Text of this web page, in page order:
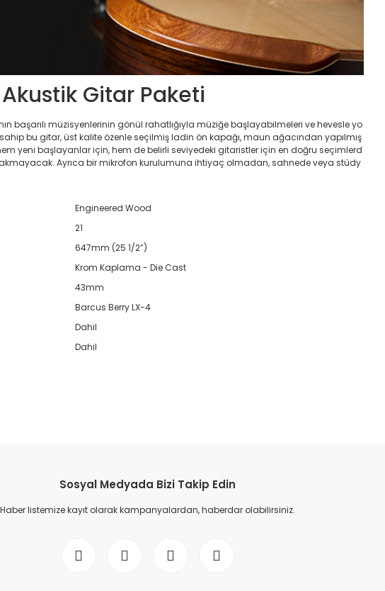
Gitar Paketi
başarılı müzisyenlerinin gönül rahatlığıyla müziğe başlayabilmeleri ve hevesle yo
bu gitar, üst kalite özenle seçilmiş ladin ön kapağı, maun ağacından yapılmış
yeni başlayanlar için, hem de belirli seviyedeki gitaristler için en doğru seçimlerd
Ayrıca bir mikrofon kurulumuna ihtiyaç olmadan, sahnede veya stüdy
Engineered Wood
21
647mm (25 1/2”)
Krom Kaplama - Die Cast
43mm
Barcus Berry LX-4
Dahil
Dahil
Sosyal Medyada Bizi Takip Edin
Haber listemize kayıt olarak kampanyalardan, haberdar olabilirsiniz.